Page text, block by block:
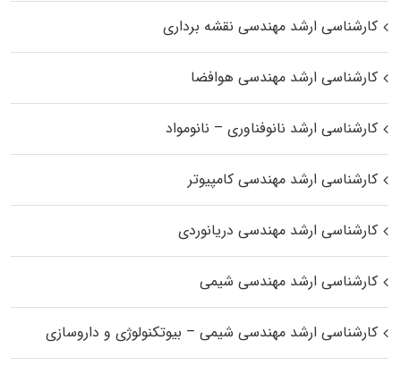
کارشناسی ارشد مهندسی نقشه برداری
کارشناسی ارشد مهندسی هوافضا
کارشناسی ارشد نانوفناوری – نانومواد
کارشناسی ارشد مهندسی کامپیوتر
کارشناسی ارشد مهندسی دریانوردی
کارشناسی ارشد مهندسی شیمی
کارشناسی ارشد مهندسی شیمی – بیوتکنولوژی و داروسازی